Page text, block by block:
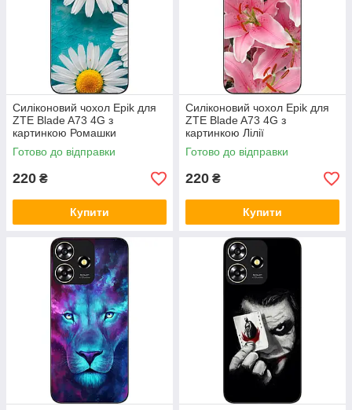
Силіконовий чохол Epik для
ZTE Blade A73 4G з
картинкою Ромашки
Готово до відправки
220 ₴
Купити
Силіконовий чохол Epik для
ZTE Blade A73 4G з
картинкою Лілії
Готово до відправки
220 ₴
Купити